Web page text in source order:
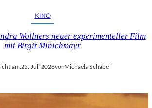
KINO
Wollners neuer experimenteller Film
mit Birgit Minichmayr
am:25. Juli 2026vonMichaela Schabel